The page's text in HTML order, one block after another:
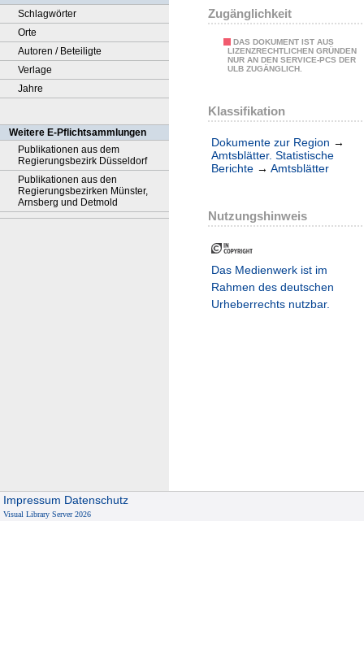
Schlagwörter
Orte
Autoren / Beteiligte
Verlage
Jahre
Weitere E-Pflichtsammlungen
Publikationen aus dem
Regierungsbezirk Düsseldorf
Publikationen aus den
Regierungsbezirken Münster,
Arnsberg und Detmold
Zugänglichkeit
DAS DOKUMENT IST AUS
LIZENZRECHTLICHEN GRÜNDEN
NUR AN DEN SERVICE-PCS DER
ULB ZUGÄNGLICH.
Klassifikation
Dokumente zur Region →
Amtsblätter. Statistische
Berichte → Amtsblätter
Nutzungshinweis
Das Medienwerk ist im
Rahmen des deutschen
Urheberrechts nutzbar.
Impressum Datenschutz
Visual Library Server 2026